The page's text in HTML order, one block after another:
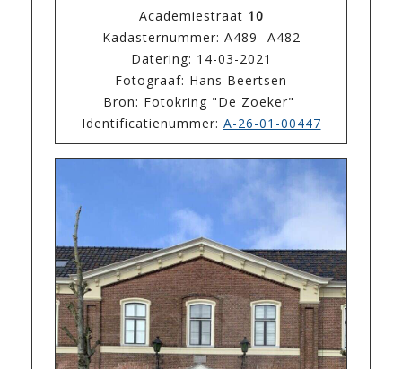
Academiestraat 10
Kadasternummer: A489 -A482
Datering: 14-03-2021
Fotograaf: Hans Beertsen
Bron: Fotokring "De Zoeker"
Identificatienummer: A-26-01-00447